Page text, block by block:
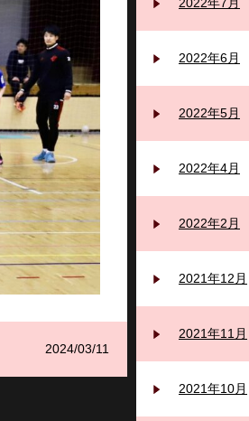
2024/03/11
2022年6月
2022年5月
2022年4月
2022年2月
2021年12月
2021年11月
2021年10月